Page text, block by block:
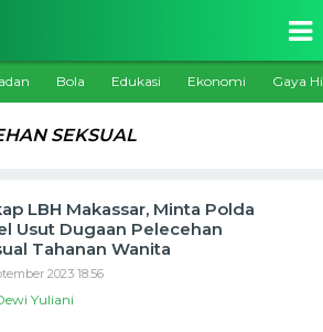
Bola Edukasi Ekonomi Gaya
SEKSUAL
LBH Makassar, Minta Polda
Usut Dugaan Pelecehan
Tahanan Wanita
2023 18:56
Yuliani